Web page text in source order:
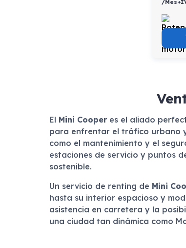
/
El Mini Cooperes el aliado
para enfrentar el tráfico urbano
como el mantenimiento y el
estaciones de servicio y puntos
sostenible.
Un servicio de renting de Mini
hasta su interior espacioso y
asistencia en carretera y la
una ciudad tan dinámica como